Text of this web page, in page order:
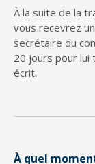
À la suite de la
vous recevrez
secrétaire du
20 jours pour
écrit.
À quel